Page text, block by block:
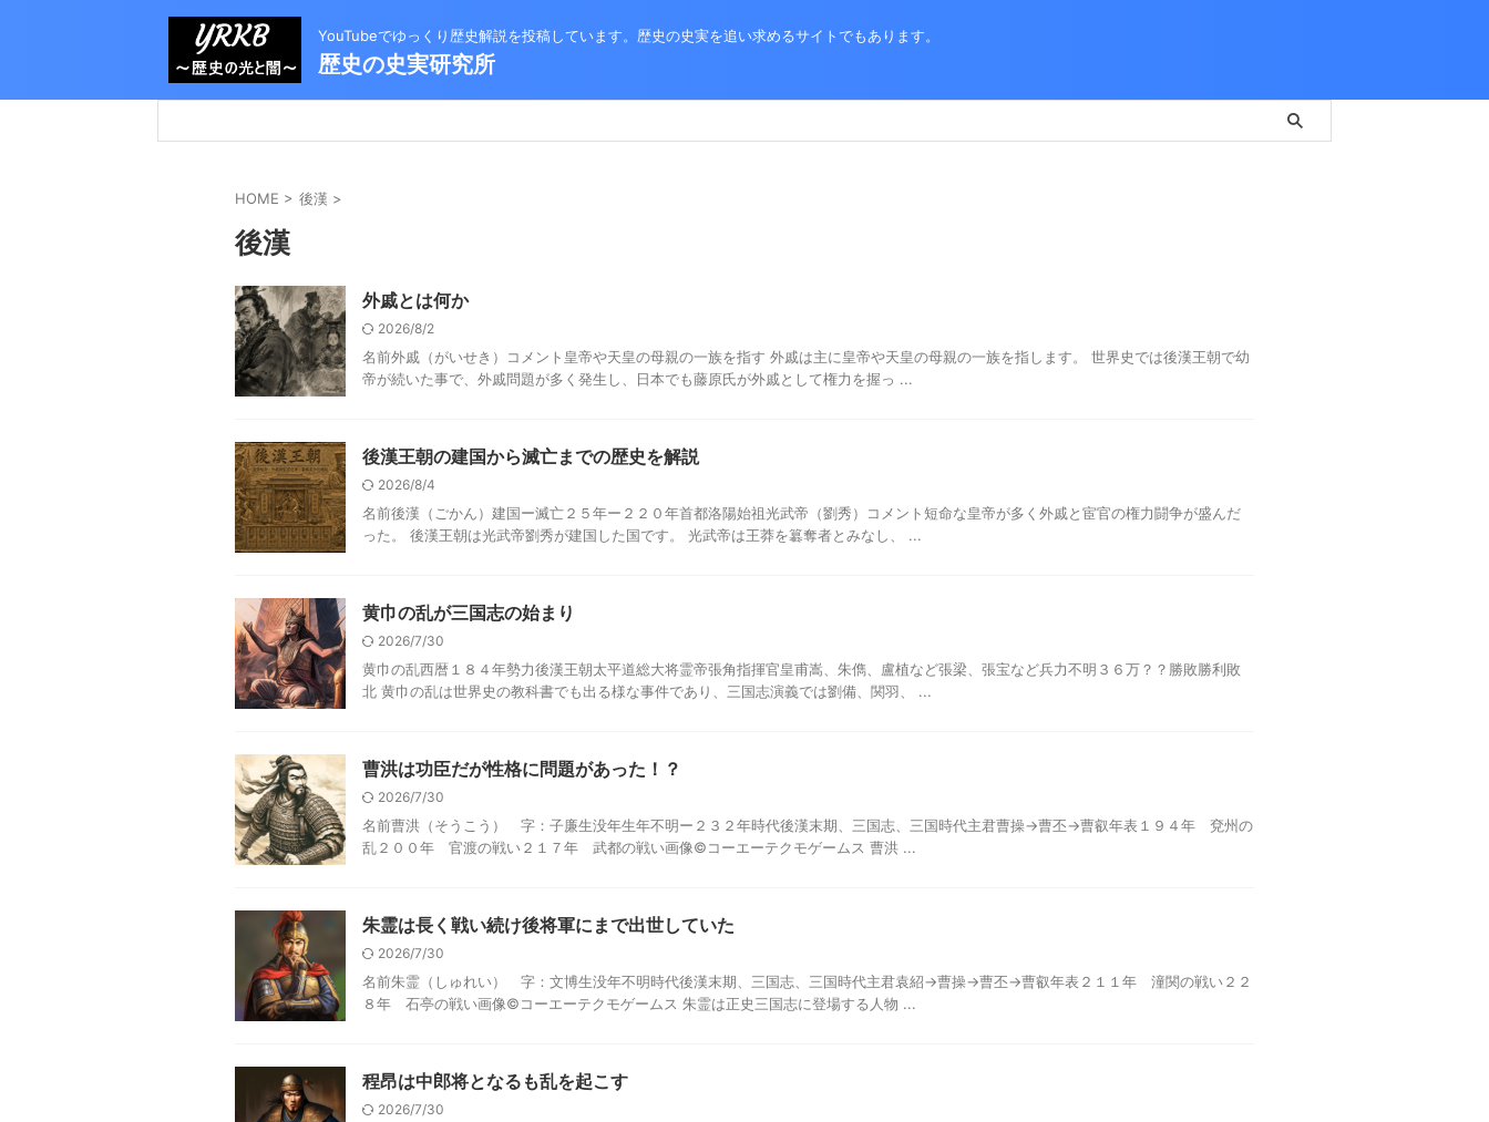
YouTubeでゆっくり歴史解説を投稿しています。歴史の史実を追い求めるサイトでもあります。
歴史の史実研究所
HOME > 後漢 >
後漢
外戚とは何か
2026/8/2
名前外戚（がいせき）コメント皇帝や天皇の母親の一族を指す 外戚は主に皇帝や天皇の母親の一族を指します。 世界史では後漢王朝で幼
帝が続いた事で、外戚問題が多く発生し、日本でも藤原氏が外戚として権力を握っ ...
後漢王朝の建国から滅亡までの歴史を解説
2026/8/4
名前後漢（ごかん）建国ー滅亡２５年ー２２０年首都洛陽始祖光武帝（劉秀）コメント短命な皇帝が多く外戚と宦官の権力闘争が盛んだ
った。 後漢王朝は光武帝劉秀が建国した国です。 光武帝は王莽を簒奪者とみなし、 ...
黄巾の乱が三国志の始まり
2026/7/30
黄巾の乱西暦１８４年勢力後漢王朝太平道総大将霊帝張角指揮官皇甫嵩、朱儁、盧植など張梁、張宝など兵力不明３６万？？勝敗勝利敗
北 黄巾の乱は世界史の教科書でも出る様な事件であり、三国志演義では劉備、関羽、 ...
曹洪は功臣だが性格に問題があった！？
2026/7/30
名前曹洪（そうこう） 字：子廉生没年生年不明ー２３２年時代後漢末期、三国志、三国時代主君曹操→曹丕→曹叡年表１９４年 兗州の
乱２００年 官渡の戦い２１７年 武都の戦い画像©コーエーテクモゲームス 曹洪 ...
朱霊は長く戦い続け後将軍にまで出世していた
2026/7/30
名前朱霊（しゅれい） 字：文博生没年不明時代後漢末期、三国志、三国時代主君袁紹→曹操→曹丕→曹叡年表２１１年 潼関の戦い２２
８年 石亭の戦い画像©コーエーテクモゲームス 朱霊は正史三国志に登場する人物 ...
程昂は中郎将となるも乱を起こす
2026/7/30